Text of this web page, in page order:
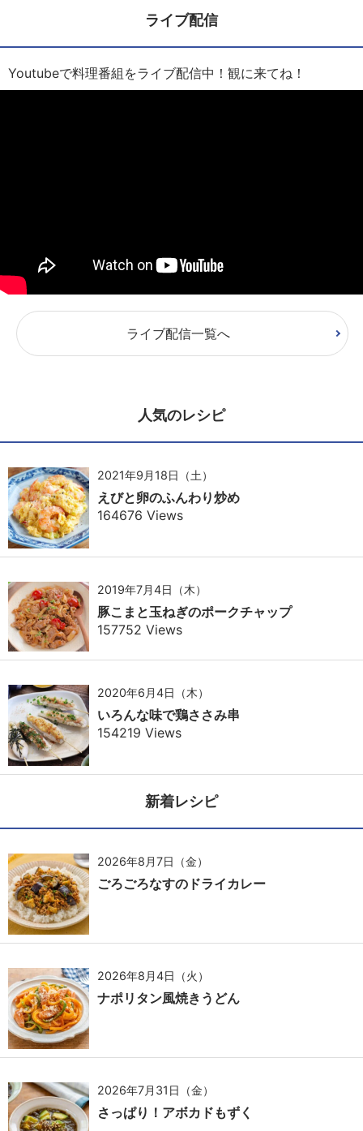
ライブ配信
Youtubeで料理番組をライブ配信中！観に来てね！
ライブ配信一覧へ
人気のレシピ
2021年9月18日（土）
えびと卵のふんわり炒め
164676 Views
2019年7月4日（木）
豚こまと玉ねぎのポークチャップ
157752 Views
2020年6月4日（木）
いろんな味で鶏ささみ串
154219 Views
新着レシピ
2026年8月7日（金）
ごろごろなすのドライカレー
2026年8月4日（火）
ナポリタン風焼きうどん
2026年7月31日（金）
さっぱり！アボカドもずく